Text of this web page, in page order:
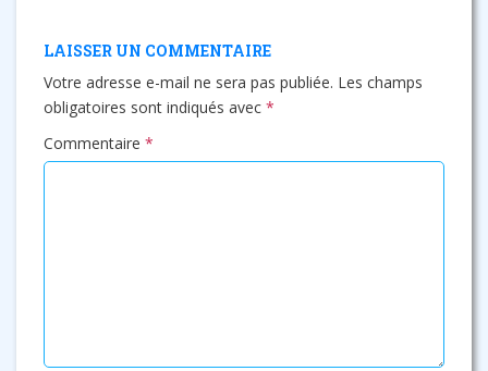
LAISSER UN COMMENTAIRE
Votre adresse e-mail ne sera pas publiée. Les champs
obligatoires sont indiqués avec *
Commentaire *